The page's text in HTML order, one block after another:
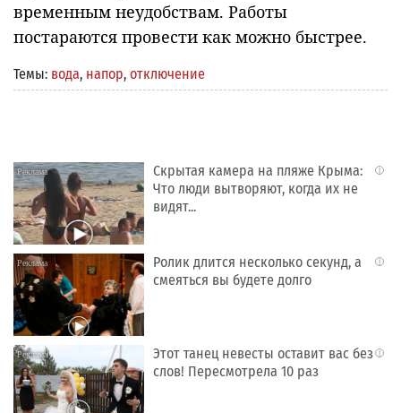
временным неудобствам. Работы
постараются провести как можно быстрее.
Темы: вода, напор, отключение
i
Скрытая камера на пляже Крыма:
Что люди вытворяют, когда их не
видят...
i
Ролик длится несколько секунд, а
смеяться вы будете долго
i
Этот танец невесты оставит вас без
слов! Пересмотрела 10 раз